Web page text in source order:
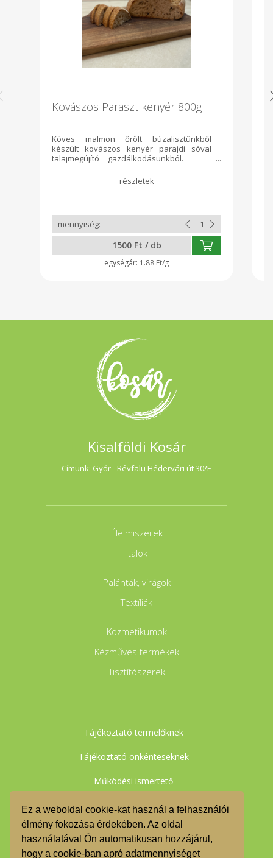
Ez a weboldal cookie-kat használ a felhasználói
élmény fokozása érdekében. Az oldal
használatával Ön automatikusan hozzájárul,
hogy a cookie-ban apró adatmennyiséget
Kovászos Paraszt kenyér 800g
Köves malmon őrölt búzalisztünkből
készült kovászos kenyér parajdi sóval
talajmegújító gazdálkodásunkból.
1500 Ft / db
1.88 Ft/g
Kisalföldi Kosár
Címünk: Győr - Révfalu Hédervári út 30/E
Élelmiszerek
Italok
Palánták, virágok
Textíliák
Kozmetikumok
Kézműves termékek
Tisztítószerek
Tájékoztató termelőknek
Tájékoztató önkénteseknek
Működési ismertető
Adatkezelési tájékoztató
Felhasználási feltételek
Impresszum